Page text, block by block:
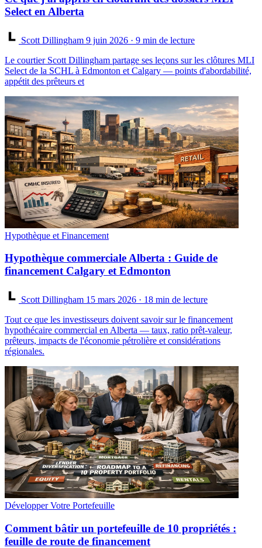
Select en Alberta
Scott Dillingham 9 juin 2026 · 9 min de lecture
Le courtier Scott Dillingham partage ses leçons sur les clôtures MLI
Select de la SCHL à Edmonton et Calgary — points d'abordabilité,
appétit des prêteurs et
Hypothèque et Financement
Hypothèque commerciale Alberta : Guide de
financement Calgary et Edmonton
Scott Dillingham 15 mars 2026 · 18 min de lecture
Tout ce que les investisseurs doivent savoir sur le financement
hypothécaire commercial en Alberta — taux, ratio prêt-valeur,
prêteurs, impacts de l'économie pétrolière et considérations
régionales.
Développer Votre Portefeuille
Comment bâtir un portefeuille de 10 propriétés :
feuille de route de financement